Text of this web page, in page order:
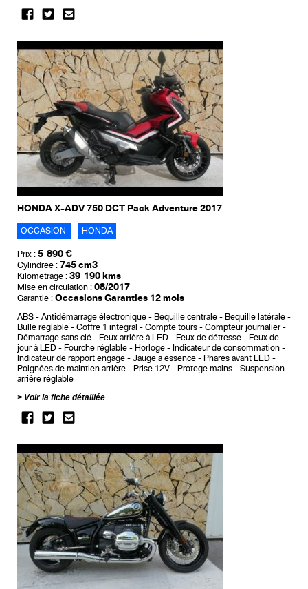
HONDA X-ADV 750 DCT Pack Adventure 2017
OCCASION HONDA
Prix : 5 890 €
Cylindrée : 745 cm3
Kilométrage : 39 190 kms
Mise en circulation : 08/2017
Garantie : Occasions Garanties 12 mois
ABS Antidémarrage électronique Bequille centrale
Bequille latérale
Bulle réglable
Coffre 1 intégral Compte tours
Compteur journalier
Démarrage sans clé
Feux arrière à LED Feux de détresse
Feux de
jour à LED
Fourche réglable Horloge
Indicateur de consommation
Indicateur de rapport engagé
Jauge à essence
Phares avant LED
Poignées de maintien arrière
Prise 12V Protege mains
Suspension
arrière réglable
Voir la fiche détaillée